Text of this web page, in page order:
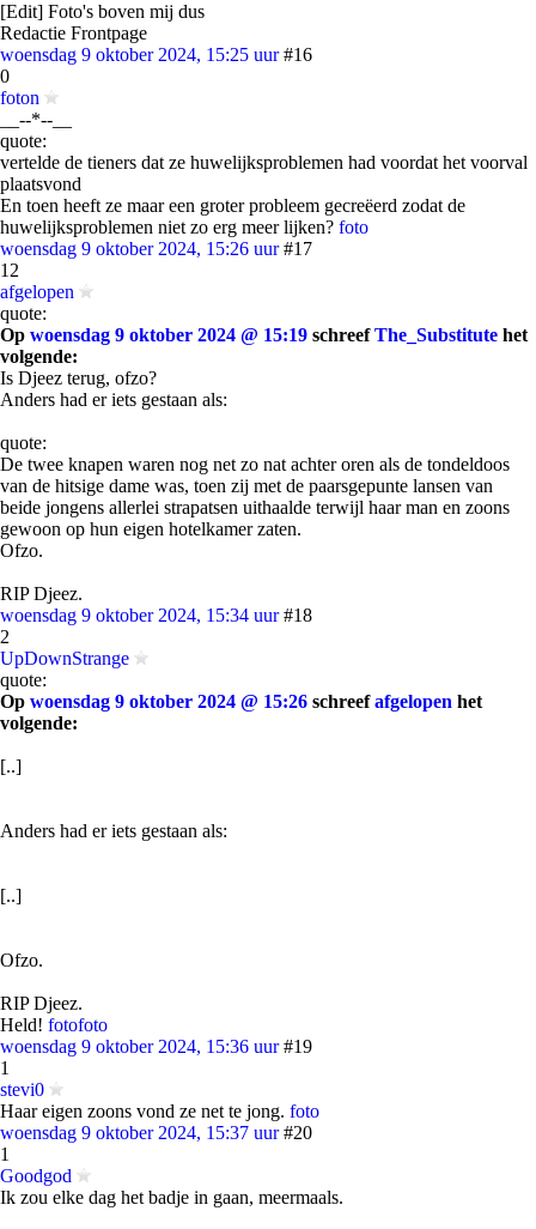
[Edit] Foto's boven mij dus
Redactie Frontpage
woensdag 9 oktober 2024, 15:25 uur #16
0
foton
__--*--__
quote:
vertelde de tieners dat ze huwelijksproblemen had voordat het voorval
plaatsvond
En toen heeft ze maar een groter probleem gecreëerd zodat de
huwelijksproblemen niet zo erg meer lijken? foto
woensdag 9 oktober 2024, 15:26 uur #17
12
afgelopen
quote:
Op woensdag 9 oktober 2024 @ 15:19 schreefThe_Substitute het
volgende:
Is Djeez terug, ofzo?
Anders had er iets gestaan als:
quote:
De twee knapen waren nog net zo nat achter oren als de tondeldoos
van de hitsige dame was, toen zij met de paarsgepunte lansen van
beide jongens allerlei strapatsen uithaalde terwijl haar man en zoons
gewoon op hun eigen hotelkamer zaten.
Ofzo.
RIP Djeez.
woensdag 9 oktober 2024, 15:34 uur #18
2
UpDownStrange
quote:
Op woensdag 9 oktober 2024 @ 15:26 schreefafgelopen het
volgende:
[..]
Anders had er iets gestaan als:
[..]
Ofzo.
RIP Djeez.
Held! fotofoto
woensdag 9 oktober 2024, 15:36 uur #19
1
stevi0
Haar eigen zoons vond ze net te jong. foto
woensdag 9 oktober 2024, 15:37 uur #20
1
Goodgod
Ik zou elke dag het badje in gaan, meermaals.